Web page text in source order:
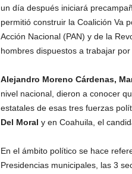
un día después iniciará
permitió construir la Coalición Va
Acción Nacional (PAN) y de la
hombres dispuestos a trabajar por
Alejandro Moreno Cárdenas,
nivel nacional, dieron a conocer
estatales de esas tres fuerzas
Del Moral y en Coahuila, el
En el ámbito político se hace
Presidencias municipales, las 3